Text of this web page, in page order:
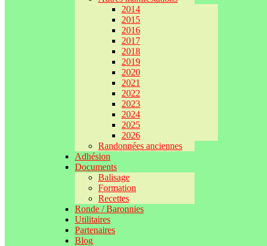
2014
2015
2016
2017
2018
2019
2020
2021
2022
2023
2024
2025
2026
Randonnées anciennes
Adhésion
Documents
Balisage
Formation
Recettes
Ronde / Baronnies
Utilitaires
Partenaires
Blog